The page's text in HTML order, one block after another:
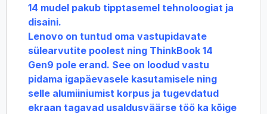
14 mudel pakub tipptasemel tehnoloogiat ja
disaini.
Lenovo on tuntud oma vastupidavate
sülearvutite poolest ning ThinkBook 14
Gen9 pole erand. See on loodud vastu
pidama igapäevasele kasutamisele ning
selle alumiiniumist korpus ja tugevdatud
ekraan tagavad usaldusväärse töö ka kõige